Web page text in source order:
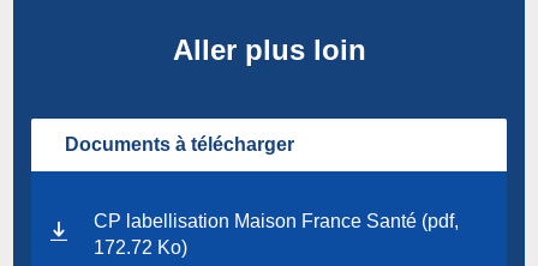
Aller plus loin
Documents à télécharger
CP labellisation Maison France Santé (pdf,
172.72 Ko)